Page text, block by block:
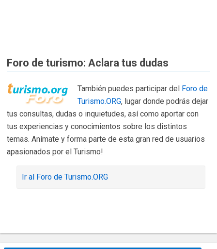
Foro de turismo: Aclara tus dudas
También puedes participar del Foro de
Turismo.ORG, lugar donde podrás dejar
tus consultas, dudas o inquietudes, así como aportar con
tus experiencias y conocimientos sobre los distintos
temas. Anímate y forma parte de esta gran red de usuarios
apasionados por el Turismo!
Ir al Foro de Turismo.ORG